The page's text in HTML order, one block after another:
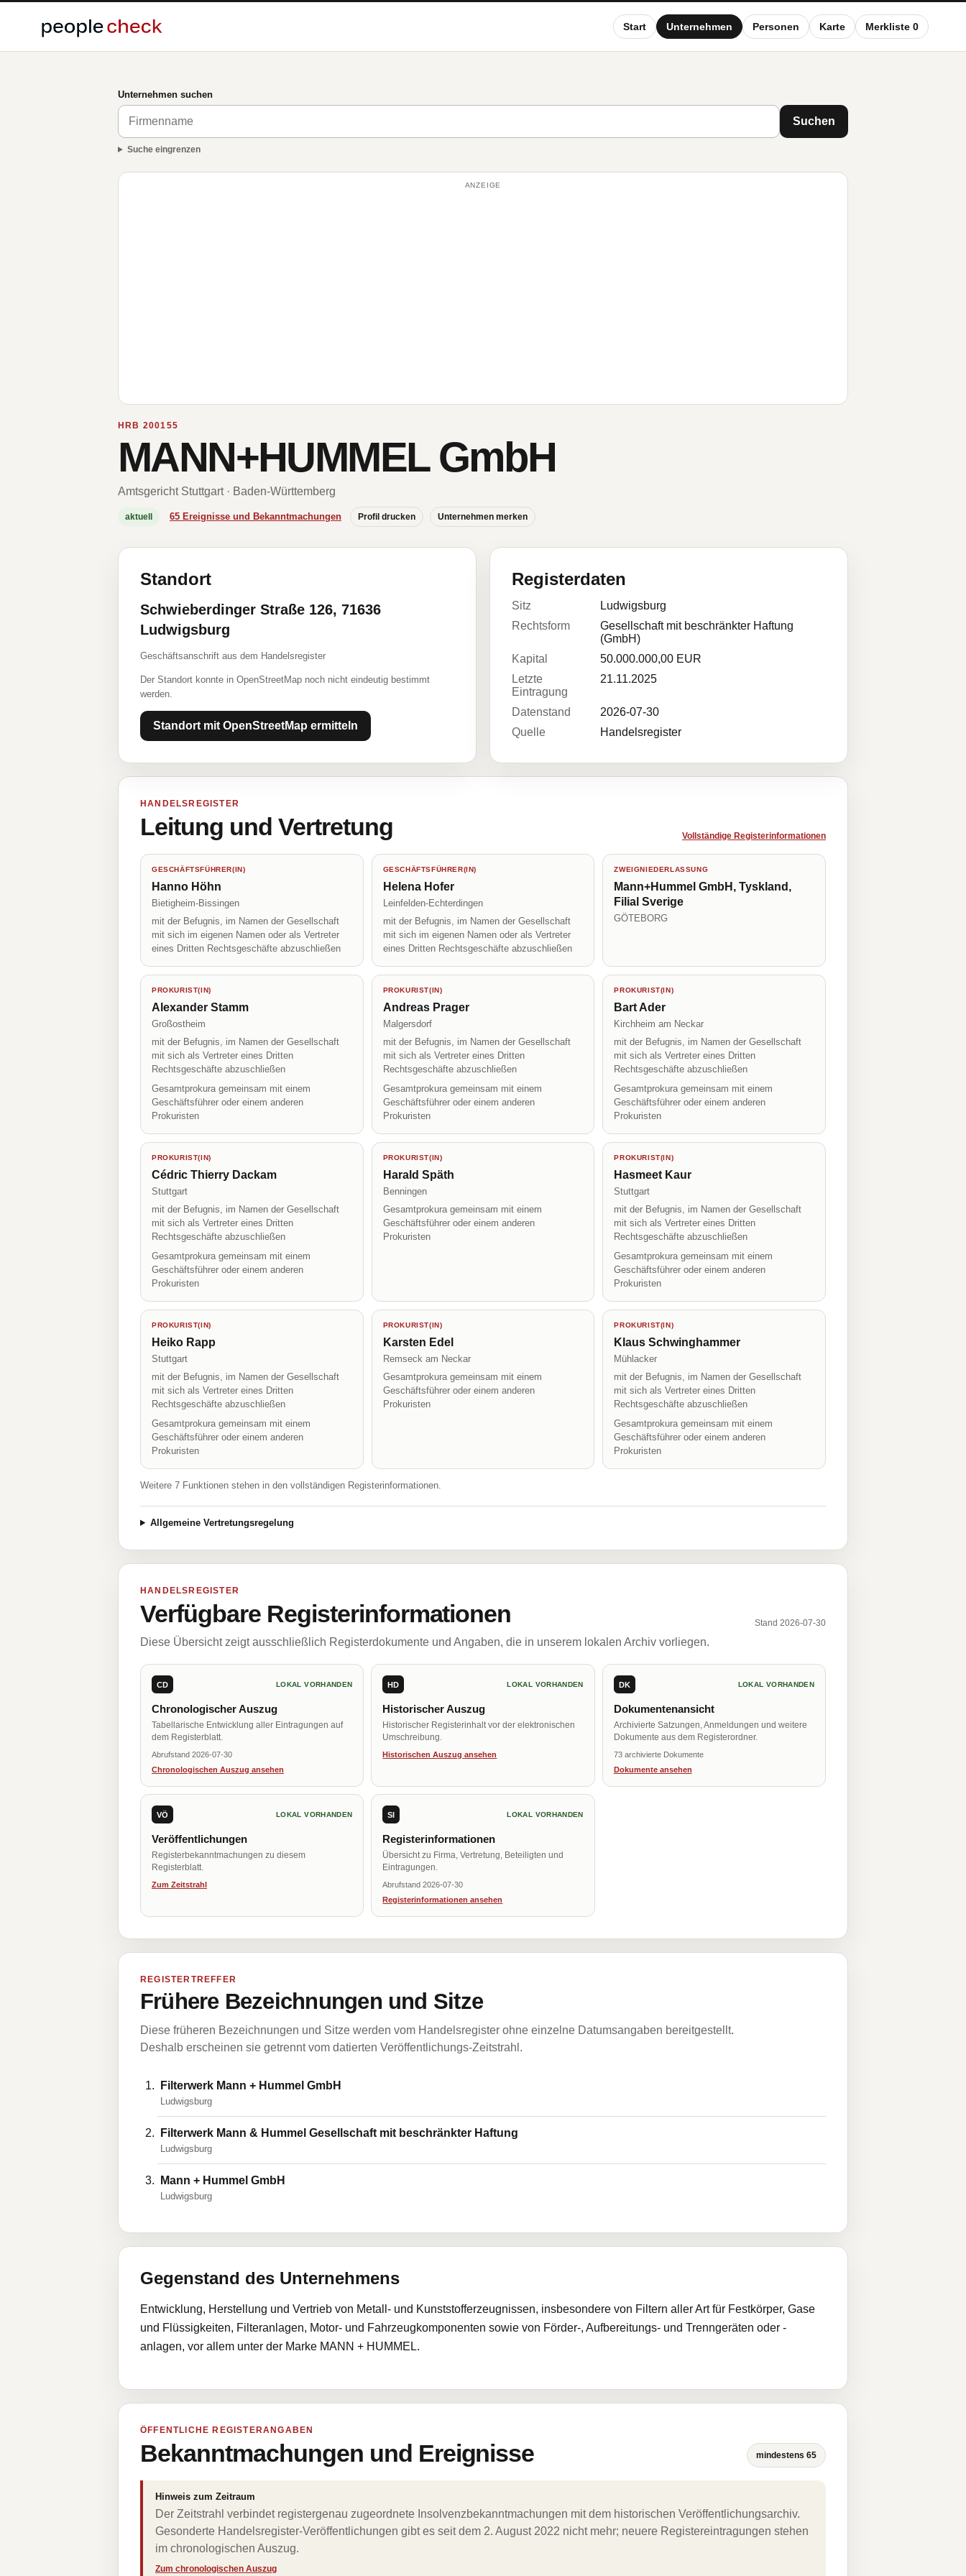
Start Unternehmen Personen Karte Merkliste 0
Unternehmen suchen
Suchen
Suche eingrenzen
ANZEIGE
HRB 200155
MANN+HUMMEL GmbH
Amtsgericht Stuttgart · Baden-Württemberg
aktuell 65 Ereignisse und Bekanntmachungen Profil drucken Unternehmen merken
Standort
Schwieberdinger Straße 126, 71636
Ludwigsburg
Geschäftsanschrift aus dem Handelsregister
Der Standort konnte in OpenStreetMap noch nicht eindeutig bestimmt
werden.
Standort mit OpenStreetMap ermitteln
Registerdaten
Sitz
Ludwigsburg
Rechtsform
Gesellschaft mit beschränkter Haftung
(GmbH)
Kapital
50.000.000,00 EUR
Letzte
Eintragung
21.11.2025
Datenstand
2026-07-30
Quelle
Handelsregister
HANDELSREGISTER
Leitung und Vertretung Vollständige Registerinformationen
GESCHÄFTSFÜHRER(IN)
Hanno Höhn
Bietigheim-Bissingen
mit der Befugnis, im Namen der Gesellschaft
mit sich im eigenen Namen oder als Vertreter
eines Dritten Rechtsgeschäfte abzuschließen
GESCHÄFTSFÜHRER(IN)
Helena Hofer
Leinfelden-Echterdingen
mit der Befugnis, im Namen der Gesellschaft
mit sich im eigenen Namen oder als Vertreter
eines Dritten Rechtsgeschäfte abzuschließen
ZWEIGNIEDERLASSUNG
Mann+Hummel GmbH, Tyskland,
Filial Sverige
GÖTEBORG
PROKURIST(IN)
Alexander Stamm
Großostheim
mit der Befugnis, im Namen der Gesellschaft
mit sich als Vertreter eines Dritten
Rechtsgeschäfte abzuschließen
Gesamtprokura gemeinsam mit einem
Geschäftsführer oder einem anderen
Prokuristen
PROKURIST(IN)
Andreas Prager
Malgersdorf
mit der Befugnis, im Namen der Gesellschaft
mit sich als Vertreter eines Dritten
Rechtsgeschäfte abzuschließen
Gesamtprokura gemeinsam mit einem
Geschäftsführer oder einem anderen
Prokuristen
PROKURIST(IN)
Bart Ader
Kirchheim am Neckar
mit der Befugnis, im Namen der Gesellschaft
mit sich als Vertreter eines Dritten
Rechtsgeschäfte abzuschließen
Gesamtprokura gemeinsam mit einem
Geschäftsführer oder einem anderen
Prokuristen
PROKURIST(IN)
Cédric Thierry Dackam
Stuttgart
mit der Befugnis, im Namen der Gesellschaft
mit sich als Vertreter eines Dritten
Rechtsgeschäfte abzuschließen
Gesamtprokura gemeinsam mit einem
Geschäftsführer oder einem anderen
Prokuristen
PROKURIST(IN)
Harald Späth
Benningen
Gesamtprokura gemeinsam mit einem
Geschäftsführer oder einem anderen
Prokuristen
PROKURIST(IN)
Hasmeet Kaur
Stuttgart
mit der Befugnis, im Namen der Gesellschaft
mit sich als Vertreter eines Dritten
Rechtsgeschäfte abzuschließen
Gesamtprokura gemeinsam mit einem
Geschäftsführer oder einem anderen
Prokuristen
PROKURIST(IN)
Heiko Rapp
Stuttgart
mit der Befugnis, im Namen der Gesellschaft
mit sich als Vertreter eines Dritten
Rechtsgeschäfte abzuschließen
Gesamtprokura gemeinsam mit einem
Geschäftsführer oder einem anderen
Prokuristen
PROKURIST(IN)
Karsten Edel
Remseck am Neckar
Gesamtprokura gemeinsam mit einem
Geschäftsführer oder einem anderen
Prokuristen
PROKURIST(IN)
Klaus Schwinghammer
Mühlacker
mit der Befugnis, im Namen der Gesellschaft
mit sich als Vertreter eines Dritten
Rechtsgeschäfte abzuschließen
Gesamtprokura gemeinsam mit einem
Geschäftsführer oder einem anderen
Prokuristen
Weitere 7 Funktionen stehen in den vollständigen Registerinformationen.
Allgemeine Vertretungsregelung
HANDELSREGISTER
Verfügbare Registerinformationen Stand 2026-07-30
Diese Übersicht zeigt ausschließlich Registerdokumente und Angaben, die in unserem lokalen Archiv vorliegen.
CD LOKAL VORHANDEN
Chronologischer Auszug
Tabellarische Entwicklung aller Eintragungen auf
dem Registerblatt.
Abrufstand 2026-07-30
Chronologischen Auszug ansehen
HD LOKAL VORHANDEN
Historischer Auszug
Historischer Registerinhalt vor der elektronischen
Umschreibung.
Historischen Auszug ansehen
DK LOKAL VORHANDEN
Dokumentenansicht
Archivierte Satzungen, Anmeldungen und weitere
Dokumente aus dem Registerordner.
73 archivierte Dokumente
Dokumente ansehen
VÖ LOKAL VORHANDEN
Veröffentlichungen
Registerbekanntmachungen zu diesem
Registerblatt.
Zum Zeitstrahl
SI LOKAL VORHANDEN
Registerinformationen
Übersicht zu Firma, Vertretung, Beteiligten und
Eintragungen.
Abrufstand 2026-07-30
Registerinformationen ansehen
REGISTERTREFFER
Frühere Bezeichnungen und Sitze
Diese früheren Bezeichnungen und Sitze werden vom Handelsregister ohne einzelne Datumsangaben bereitgestellt.
Deshalb erscheinen sie getrennt vom datierten Veröffentlichungs-Zeitstrahl.
Filterwerk Mann + Hummel GmbH
Ludwigsburg
FiIterwerk Mann & Hummel Gesellschaft mit beschränkter Haftung
Ludwigsburg
Mann + Hummel GmbH
Ludwigsburg
Gegenstand des Unternehmens
Entwicklung, Herstellung und Vertrieb von Metall- und Kunststofferzeugnissen, insbesondere von Filtern aller Art für Festkörper, Gase
und Flüssigkeiten, Filteranlagen, Motor- und Fahrzeugkomponenten sowie von Förder-, Aufbereitungs- und Trenngeräten oder -
anlagen, vor allem unter der Marke MANN + HUMMEL.
ÖFFENTLICHE REGISTERANGABEN
Bekanntmachungen und Ereignisse mindestens 65
Hinweis zum Zeitraum
Der Zeitstrahl verbindet registergenau zugeordnete Insolvenzbekanntmachungen mit dem historischen Veröffentlichungsarchiv.
Gesonderte Handelsregister-Veröffentlichungen gibt es seit dem 2. August 2022 nicht mehr; neuere Registereintragungen stehen
im chronologischen Auszug.
Zum chronologischen Auszug